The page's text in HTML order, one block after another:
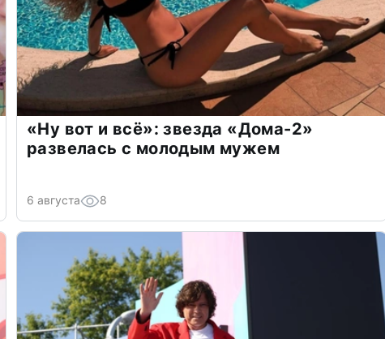
«Ну вот и всё»: звезда «Дома-2»
развелась с молодым мужем
6 августа 8